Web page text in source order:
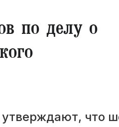
по делу о
утверждают, что